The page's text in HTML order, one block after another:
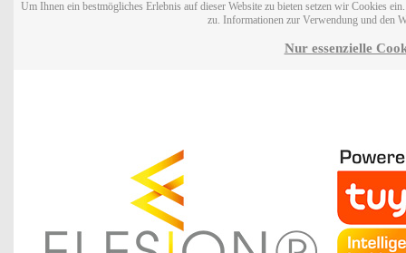
Um Ihnen ein bestmögliches Erlebnis auf dieser Website zu bieten setzen wir Cookies
zu. Informationen zur Verwendung und den
Nur essenzielle